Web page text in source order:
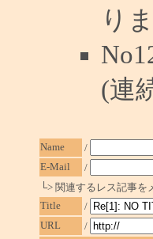
り
(連
Name
/
E-Mail
/
└> 関連するレス記事を
Title
/
URL
/